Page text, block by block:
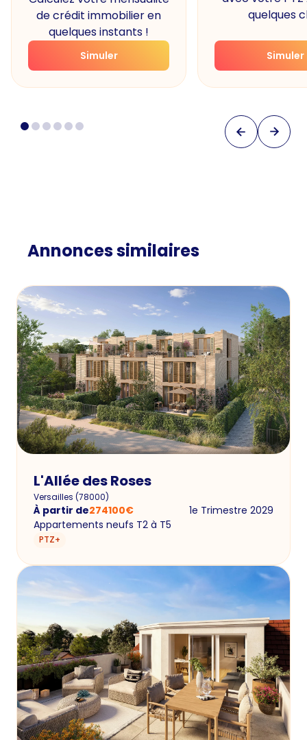
de crédit immobilier en
quelques instants !
Simuler
quelques
Simuler
Annonces similaires
L'Allée des Roses
Versailles (78000)
À partir de274100€
1e Trimestre 2029
Appartements neufs T2 à T5
PTZ+